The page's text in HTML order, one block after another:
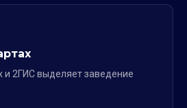
и 2ГИС выделяет заведение